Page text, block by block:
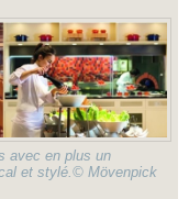
avec en plus un
et stylé.© Mövenpick